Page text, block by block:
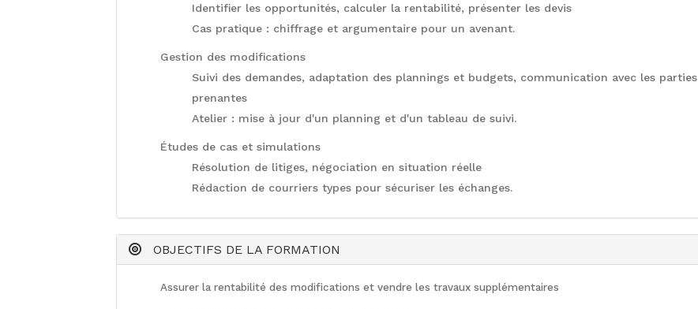
Identifier les opportunités, calculer la rentabilité, présenter les devis
Cas pratique : chiffrage et argumentaire pour un avenant.
Gestion des modifications
Suivi des demandes, adaptation des plannings et budgets, communication avec les parties
prenantes
Atelier : mise à jour d'un planning et d'un tableau de suivi.
Études de cas et simulations
Résolution de litiges, négociation en situation réelle
Rédaction de courriers types pour sécuriser les échanges.
OBJECTIFS DE LA FORMATION
Assurer la rentabilité des modifications et vendre les travaux supplémentaires